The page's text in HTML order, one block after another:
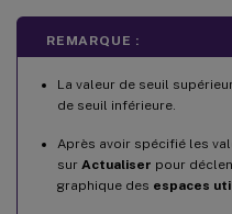
REMARQUE :
La valeur de seuil
de seuil inférieure.
Après avoir spécifié les
sur Actualiser pour
graphique des espaces